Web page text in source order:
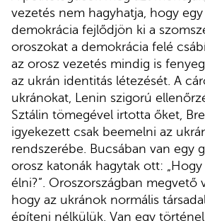
vezetés nem hagyhatja, hogy
demokrácia fejlődjön ki a
oroszokat a demokrácia felé
az orosz vezetés mindig is
az ukrán identitás létezését. A
ukránokat, Lenin szigorú
Sztálin tömegével irtotta őket,
igyekezett csak beemelni az
rendszerébe. Bucsában van egy
orosz katonák hagytak ott:
élni?”. Oroszországban megvető
hogy az ukránok normális
építeni nélkülük. Van egy